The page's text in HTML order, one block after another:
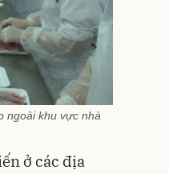
ngoài khu vực nhà
ở các địa